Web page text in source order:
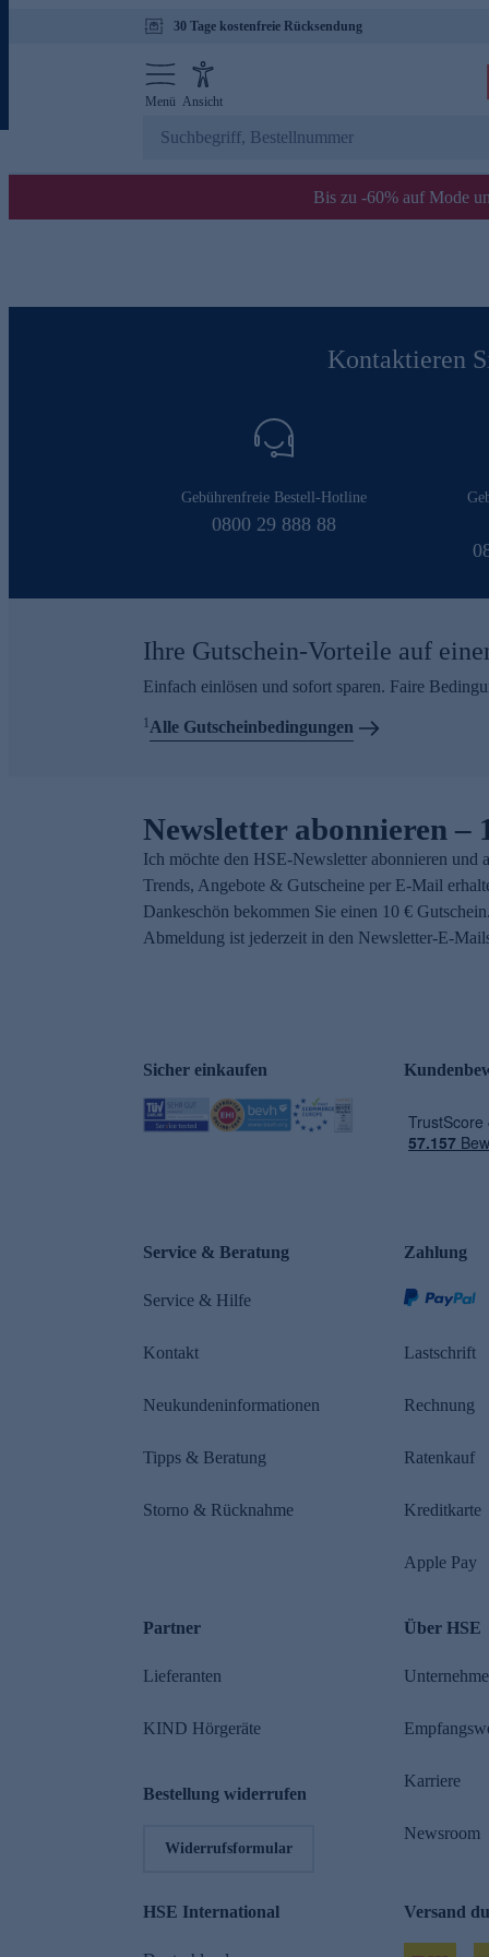
30 Tage kostenfreie Rücksendung
Menü Ansicht
Bis zu -60% auf Mode
Kontaktieren
Gebührenfreie Bestell-Hotline
0800 29 888 88
Ihre Gutschein-Vorteile auf
Einfach einlösen und sofort sparen. Faire
1Alle Gutscheinbedingungen
Newsletter abonnieren –
Ich möchte den HSE-Newsletter abonnieren und
Trends, Angebote & Gutscheine per E-Mail
Dankeschön bekommen Sie einen 10 €
Abmeldung ist jederzeit in den Newsletter-E-
Sicher einkaufen
Service & Beratung
Service & Hilfe
Kontakt
Neukundeninformationen
Tipps & Beratung
Storno & Rücknahme
Zahlung
Lastschrift
Rechnung
Ratenkauf
Kreditkarte
Apple Pay
Partner
Lieferanten
KIND Hörgeräte
Bestellung widerrufen
Widerrufsformular
Über HSE
Karriere
Newsroom
HSE International Versand